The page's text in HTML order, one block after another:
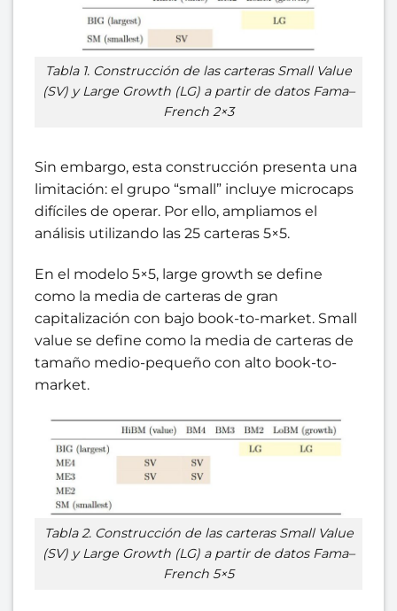
Tabla 1. Construcción de las carteras Small Value
(SV) y Large Growth (LG) a partir de datos Fama–
French 2×3
Sin embargo, esta construcción presenta una
limitación: el grupo “small” incluye microcaps
difíciles de operar. Por ello, ampliamos el
análisis utilizando las 25 carteras 5×5.
En el modelo 5×5, large growth se define
como la media de carteras de gran
capitalización con bajo book-to-market. Small
value se define como la media de carteras de
tamaño medio-pequeño con alto book-to-
market.
Tabla 2. Construcción de las carteras Small Value
(SV) y Large Growth (LG) a partir de datos Fama–
French 5×5